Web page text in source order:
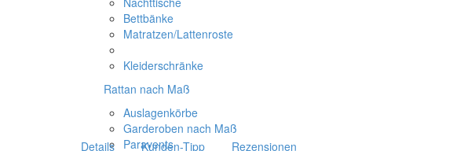
Bettbänke
Matratzen/Lattenroste
Kleiderschränke
Rattan nach Maß
Auslagenkörbe
Garderoben nach Maß
Paravents
Details Kunden-Tipp Rezensionen